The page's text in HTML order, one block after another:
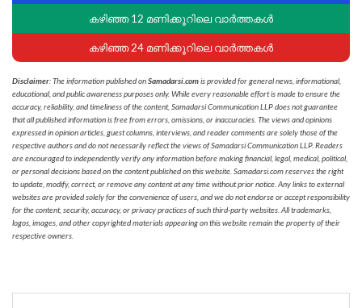
കഴിഞ്ഞ 12 മണിക്കൂറിലെ വാർത്തകൾ
കഴിഞ്ഞ 24 മണിക്കൂറിലെ വാർത്തകൾ
Disclaimer: The information published onSamadarsi.comis provided for general news, informational,
educational, and public awareness purposes only. While every reasonable effort is made to ensure the
accuracy, reliability, and timeliness of the content, Samadarsi Communication LLP does not guarantee
that all published information is free from errors, omissions, or inaccuracies. The views and opinions
expressed in opinion articles, guest columns, interviews, and reader comments are solely those of the
respective authors and do not necessarily reflect the views of Samadarsi Communication LLP. Readers
are encouraged to independently verify any information before making financial, legal, medical, political,
or personal decisions based on the content published on this website. Samadarsi.com reserves the right
to update, modify, correct, or remove any content at any time without prior notice. Any links to external
websites are provided solely for the convenience of users, and we do not endorse or accept responsibility
for the content, security, accuracy, or privacy practices of such third-party websites. All trademarks,
logos, images, and other copyrighted materials appearing on this website remain the property of their
respective owners.